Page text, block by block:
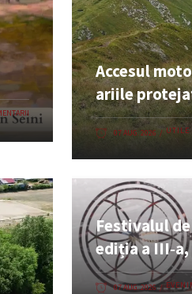
Accesul
ariile
07 AUG. 2026 UTILE
Festivalul
ediția a
07 AUG. 2026